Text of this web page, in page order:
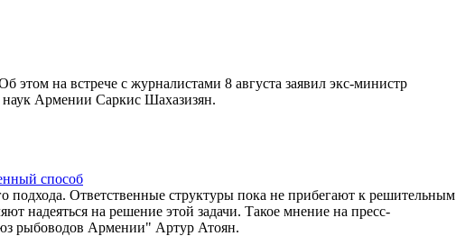
этом на встрече с журналистами 8 августа заявил экс-министр
наук Армении Саркис Шахазизян.
способ
подхода. Ответственные структуры пока не прибегают к решительным
надеяться на решение этой задачи. Такое мнение на пресс-
рыбоводов Армении" Артур Атоян.